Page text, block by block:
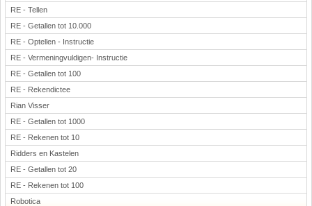
RE - Tellen
RE - Getallen tot 10.000
RE - Optellen - Instructie
RE - Vermeningvuldigen- Instructie
RE - Getallen tot 100
RE - Rekendictee
Rian Visser
RE - Getallen tot 1000
RE - Rekenen tot 10
Ridders en Kastelen
RE - Getallen tot 20
RE - Rekenen tot 100
Robotica